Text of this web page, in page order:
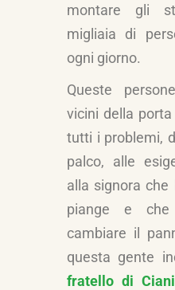
montare gli
migliaia di
ogni giorno.
Queste
vicini della
tutti i problemi,
palco, alle
alla signora
piange e
cambiare il
questa gente
fratello di Ciani